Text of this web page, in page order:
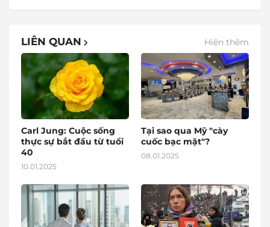
LIÊN QUAN Hiện thêm
Carl Jung: Cuộc sống
thực sự bắt đầu từ tuổi
40
10.01.2025
Tại sao qua Mỹ "cày
cuốc bạc mặt"?
08.01.2025